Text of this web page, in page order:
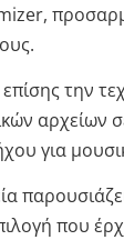
την
αρχείων
για
που